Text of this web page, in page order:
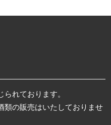
れております。
類の販売はいたしておりませ